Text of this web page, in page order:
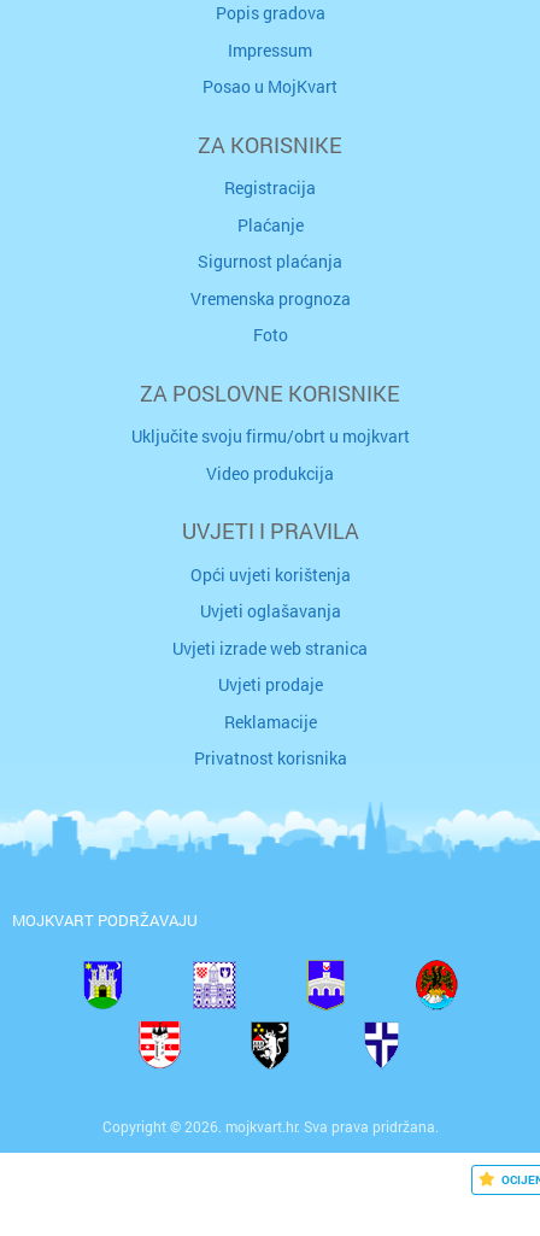
Popis gradova
Impressum
Posao u MojKvart
ZA KORISNIKE
Registracija
Plaćanje
Sigurnost plaćanja
Vremenska prognoza
Foto
ZA POSLOVNE KORISNIKE
Uključite svoju firmu/obrt u mojkvart
Video produkcija
UVJETI I PRAVILA
Opći uvjeti korištenja
Uvjeti oglašavanja
Uvjeti izrade web stranica
Uvjeti prodaje
Reklamacije
Privatnost korisnika
MOJKVART PODRŽAVAJU
Copyright © 2026. mojkvart.hr. Sva prava pridržana.